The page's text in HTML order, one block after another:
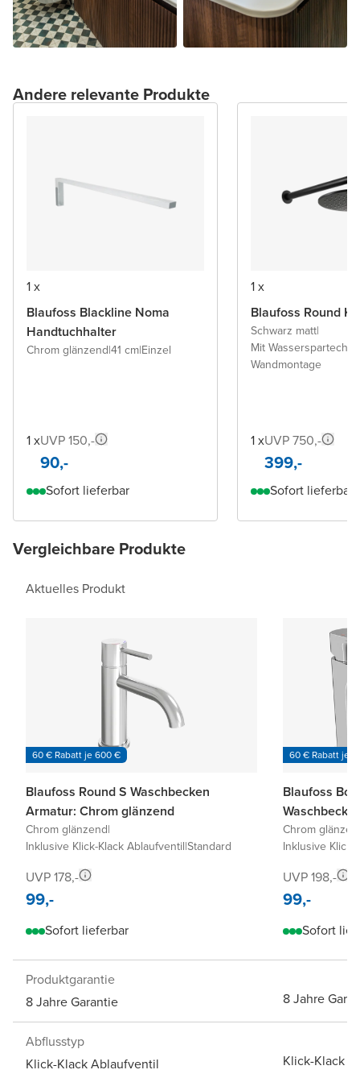
Andere relevante Produkte
1 x
Blaufoss Blackline Noma
Handtuchhalter
Chrom glänzend|41 cm|Einzel
1 xUVP 150,-
90,-
Sofort lieferbar
1 x
Blaufoss Round
Schwarz matt|
Mit
Wandmontage
1 xUVP 750,-
399,-
Sofort lieferbar
Vergleichbare Produkte
Aktuelles Produkt
60 € Rabatt je 600 €
Blaufoss Round S Waschbecken
Armatur: Chrom glänzend
Chrom glänzend|
Inklusive Klick-Klack Ablaufventil|Standard
UVP 178,-
99,-
Sofort lieferbar
60 € Rabatt je
Blaufoss
Chrom
Inklusive
UVP 198,-
99,-
Sofort
Produktgarantie
8 Jahre Garantie
8 Jahre
Abflusstyp
Klick-Klack Ablaufventil
Klick-Klack